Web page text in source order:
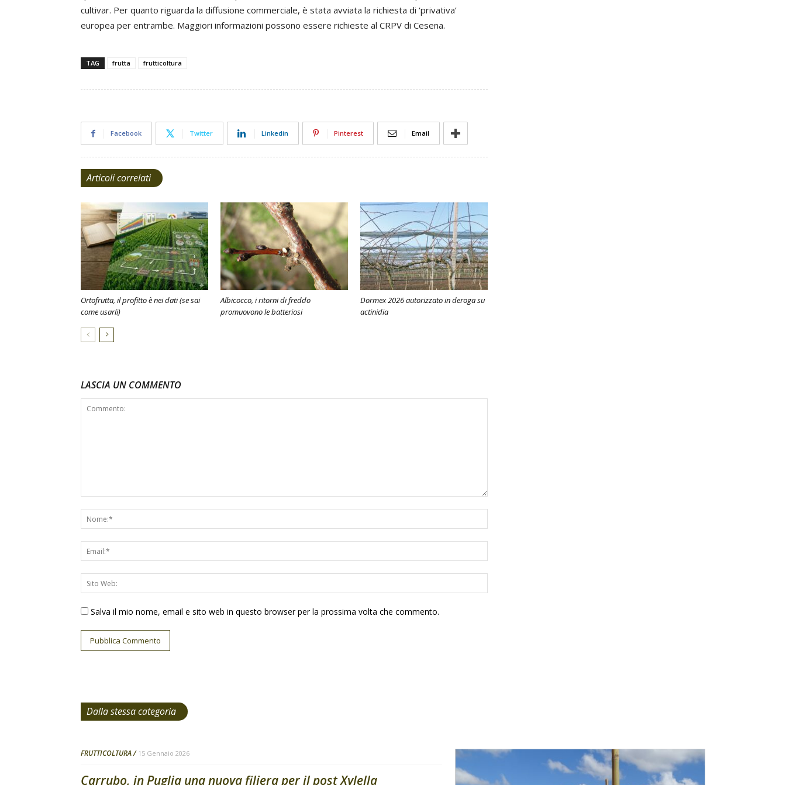
cultivar. Per quanto riguarda la diffusione commerciale, è stata avviata la richiesta di ‘privativa’
europea per entrambe. Maggiori informazioni possono essere richieste al CRPV di Cesena.
TAG frutta frutticoltura
Facebook Twitter Linkedin Pinterest Email
Articoli correlati
Ortofrutta, il profitto è nei dati (se sai
come usarli)
Albicocco, i ritorni di freddo
promuovono le batteriosi
Dormex 2026 autorizzato in deroga su
actinidia
LASCIA UN COMMENTO
Salva il mio nome, email e sito web in questo browser per la prossima volta che commento.
Dalla stessa categoria
FRUTTICOLTURA 15 Gennaio 2026
Carrubo, in Puglia una nuova filiera per il post Xylella